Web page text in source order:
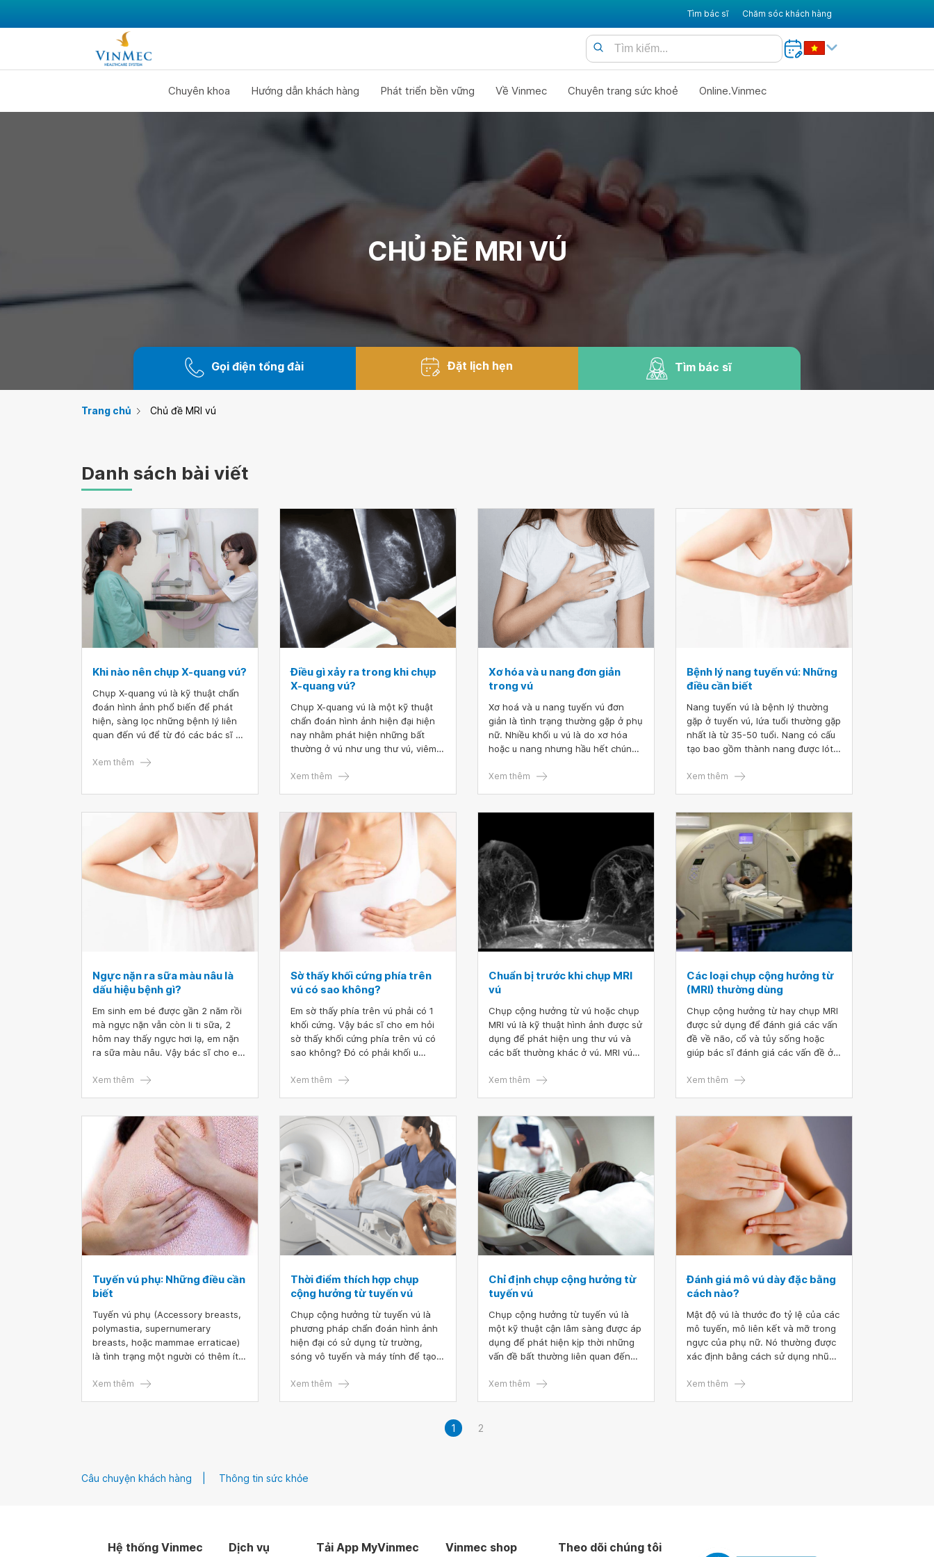
Tìm bác sĩ Chăm sóc khách hàng
Chuyên khoa Hướng dẫn khách hàng Phát triển bền vững Về Vinmec Chuyên trang sức khoẻ Online.Vinmec
CHỦ ĐỀ MRI VÚ
Gọi điện tổng đài Đặt lịch hẹn Tìm bác sĩ
Trang chủ Chủ đề MRI vú
Danh sách bài viết
Khi nào nên chụp X-quang vú?
Chụp X-quang vú là kỹ thuật chẩn
đoán hình ảnh phổ biến để phát
hiện, sàng lọc những bệnh lý liên
quan đến vú để từ đó các bác sĩ sẽ
trị kịp thời. Vậy khi nào nên chụp
Xem thêm
Điều gì xảy ra trong khi chụp
X-quang vú?
Chụp X-quang vú là một kỹ thuật
chẩn đoán hình ảnh hiện đại hiện
nay nhằm phát hiện những bất
thường ở vú như ung thư vú, viêm
hưởng gì đến cơ thể hay không?
Xem thêm
Xơ hóa và u nang đơn giản
trong vú
Xơ hoá và u nang tuyến vú đơn
giản là tình trạng thường gặp ở phụ
nữ. Nhiều khối u vú là do xơ hóa
hoặc u nang nhưng hầu hết chúng
thư. Tuy nhiên để đảm bảo sức
Xem thêm
Bệnh lý nang tuyến vú: Những
điều cần biết
Nang tuyến vú là bệnh lý thường
gặp ở tuyến vú, lứa tuổi thường gặp
nhất là từ 35-50 tuổi. Nang có cấu
tạo bao gồm thành nang được lót
mô, bên trong lòng nang chứa lớp
Xem thêm
Ngực nặn ra sữa màu nâu là
dấu hiệu bệnh gì?
Em sinh em bé được gần 2 năm rồi
mà ngực nặn vẫn còn li ti sữa, 2
hôm nay thấy ngực hơi lạ, em nặn
ra sữa màu nâu. Vậy bác sĩ cho em
hiệu bệnh gì
Xem thêm
Sờ thấy khối cứng phía trên
vú có sao không?
Em sờ thấy phía trên vú phải có 1
khối cứng. Vậy bác sĩ cho em hỏi
sờ thấy khối cứng phía trên vú có
sao không? Đó có phải khối u
bị 1 bên còn vú kia bình thường. Em
chạy hơi đau
Xem thêm
Chuẩn bị trước khi chụp MRI
vú
Chụp cộng hưởng từ vú hoặc chụp
MRI vú là kỹ thuật hình ảnh được sử
dụng để phát hiện ung thư vú và
các bất thường khác ở vú. MRI vú
sinh thiết dương tính với ung thư
được sử dụng để sàng lọc phát
hiện ung thư vú.
Xem thêm
Các loại chụp cộng hưởng từ
(MRI) thường dùng
Chụp cộng hưởng từ hay chụp MRI
được sử dụng để đánh giá các vấn
đề về não, cổ và tủy sống hoặc
giúp bác sĩ đánh giá các vấn đề ở
máu của người bệnh. Có một vài
người bệnh cần được khám, điều trị
và theo dõi.
Xem thêm
Tuyến vú phụ: Những điều cần
biết
Tuyến vú phụ (Accessory breasts,
polymastia, supernumerary
breasts, hoặc mammae erraticae)
là tình trạng một người có thêm ít
xuất hiện kèm núm vú hoặc quầng
Xem thêm
Thời điểm thích hợp chụp
cộng hưởng từ tuyến vú
Chụp cộng hưởng từ tuyến vú là
phương pháp chẩn đoán hình ảnh
hiện đại có sử dụng từ trường,
sóng vô tuyến và máy tính để tạo
vú. Đây là kỹ thuật giúp sàng lọc,
Xem thêm
Chỉ định chụp cộng hưởng từ
tuyến vú
Chụp cộng hưởng từ tuyến vú là
một kỹ thuật cận lâm sàng được áp
dụng để phát hiện kịp thời những
vấn đề bất thường liên quan đến
thư vú hiệu quả. Chụp MRI vú giúp
Xem thêm
Đánh giá mô vú dày đặc bằng
cách nào?
Mật độ vú là thước đo tỷ lệ của các
mô tuyến, mô liên kết và mỡ trong
ngực của phụ nữ. Nó thường được
xác định bằng cách sử dụng nhũ
không phải là một tình trạng bất
Xem thêm
1 2
Câu chuyện khách hàng Thông tin sức khỏe
Hệ thống Vinmec Dịch vụ Tải App MyVinmec Vinmec shop Theo dõi chúng tôi